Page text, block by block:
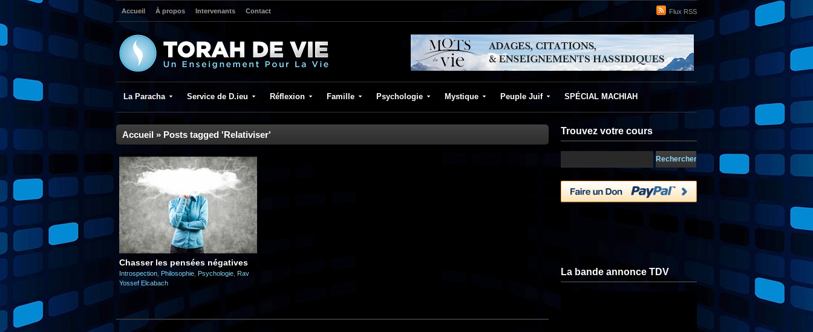
Flux RSS
Accueil À propos Intervenants Contact
La Paracha Service de D.ieu Réflexion Famille Psychologie Mystique Peuple Juif SPÉCIAL MACHIAH
Accueil » Posts tagged 'Relativiser'
Chasser les pensées négatives
Introspection Philosophie Psychologie Rav
Yossef Elcabach
Trouvez votre cours
La bande annonce TDV